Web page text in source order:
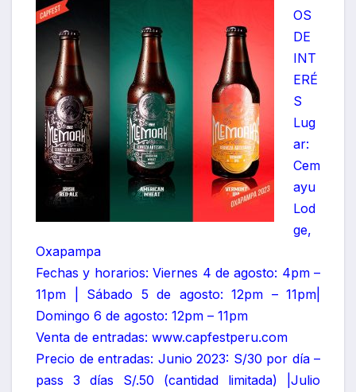
OS
DE
INT
ERÉ
S
Lug
ar:
Cem
ayu
Lod
ge,
Oxapampa
Fechas y horarios: Viernes 4 de agosto: 4pm –
11pm | Sábado 5 de agosto: 12pm – 11pm|
Domingo 6 de agosto: 12pm – 11pm
Venta de entradas: www.capfestperu.com
Precio de entradas: Junio 2023: S/30 por día –
pass 3 días S/.50 (cantidad limitada) |Julio